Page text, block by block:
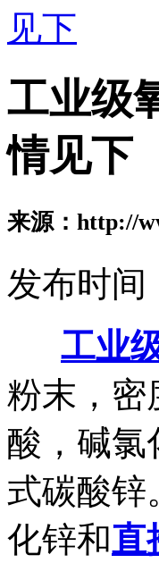
见下
工业级
情见下
来源：http://
发布时间
工业
粉末，密
酸，碱氯
式碳酸锌
化锌和直